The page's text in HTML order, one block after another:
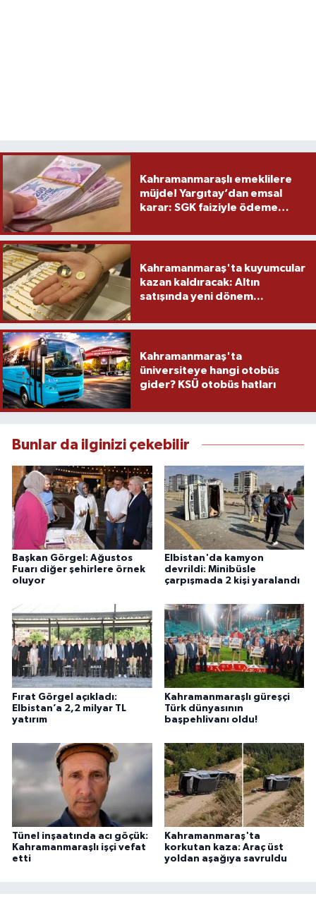
Kahramanmaraşlı emeklilere
müjde! Yargıtay’dan emsal
karar: SGK faiziyle ödeme
Kahramanmaraş'ta kuyumcular
kazan kaldıracak: Altın
satışında yeni dönem...
Kahramanmaraş'ta
üniversiteye hangi otobüs
gider? KSÜ otobüs hatları
Bunlar da ilginizi çekebilir
Başkan Görgel: Ağustos
Fuarı diğer şehirlere örnek
oluyor
Elbistan'da kamyon
devrildi: Minibüsle
çarpışmada 2 kişi yaralandı
Fırat Görgel açıkladı:
Elbistan’a 2,2 milyar TL
yatırım
Kahramanmaraşlı güreşçi
Türk dünyasının
başpehlivanı oldu!
Tünel inşaatında acı göçük:
Kahramanmaraşlı işçi vefat
etti
Kahramanmaraş'ta
korkutan kaza: Araç üst
yoldan aşağıya savruldu